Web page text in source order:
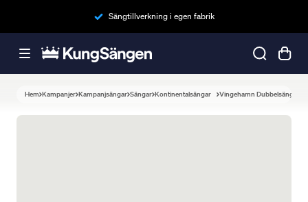
Sängtillverkning i egen fabrik
Hem Kampanjer Kampanjsängar Sängar Kontinentalsängar Vingehamn Dubbelsäng